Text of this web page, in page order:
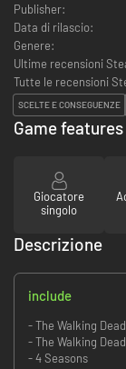
Publisher:
Data di rilascio:
Genere:
Ultime recensioni
Tutte le recensioni
SCELTE E CONSEGUENZE
Game features
Giocatore
singolo
Descrizione
include
- The Walking Dead
- The Walking
- 4 Seasons